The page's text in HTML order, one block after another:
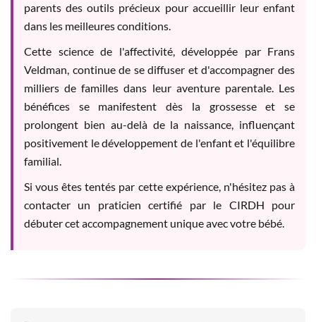
parents des outils précieux pour accueillir leur enfant
dans les meilleures conditions.
Cette science de l'affectivité, développée par Frans
Veldman, continue de se diffuser et d'accompagner des
milliers de familles dans leur aventure parentale. Les
bénéfices se manifestent dès la grossesse et se
prolongent bien au-delà de la naissance, influençant
positivement le développement de l'enfant et l'équilibre
familial.
Si vous êtes tentés par cette expérience, n'hésitez pas à
contacter un praticien certifié par le CIRDH pour
débuter cet accompagnement unique avec votre bébé.